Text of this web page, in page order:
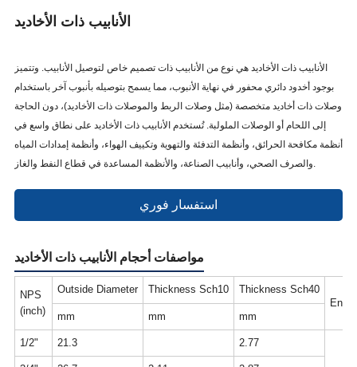
الأنابيب ذات الأخاديد
الأنابيب ذات الأخاديد هي نوع من الأنابيب ذات تصميم خاص لتوصيل الأنابيب. وتتميز
بوجود أخدود دائري محفور في نهاية الأنبوب، مما يسمح بتوصيله بأنبوب آخر باستخدام
وصلات ذات أخاديد متخصصة (مثل وصلات الربط والموصلات ذات الأخاديد)، دون الحاجة
إلى اللحام أو الوصلات الملولبة. تُستخدم الأنابيب ذات الأخاديد على نطاق واسع في
أنظمة مكافحة الحرائق، وأنظمة التدفئة والتهوية وتكييف الهواء، وأنظمة إمدادات المياه
والصرف الصحي، وأنابيب الصناعة، والأنظمة المساعدة في قطاع النفط والغاز.
استفسار فوري
مواصفات أحجام الأنابيب ذات الأخاديد
NPS
(inch)
Outside Diameter Thickness Sch10
Thickness Sch40
Ends
mm
mm mm
1/2" 21.3 2.77